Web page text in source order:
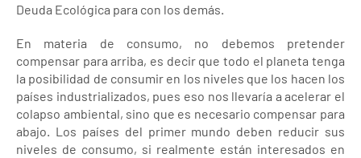
Deuda Ecológica para con los demás.
En materia de consumo, no debemos pretender
compensar para arriba, es decir que todo el planeta tenga
la posibilidad de consumir en los niveles que los hacen los
países industrializados, pues eso nos llevaría a acelerar el
colapso ambiental, sino que es necesario compensar para
abajo. Los países del primer mundo deben reducir sus
niveles de consumo, si realmente están interesados en